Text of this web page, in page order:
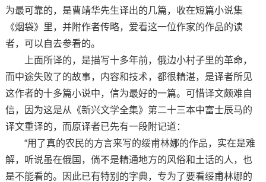
为最可靠的，是曹靖华先生译出的几篇，收在短篇小说集
《烟袋》里，并附作者传略，爱看这一位作家的作品的读
者，可以自去参看的。
上面所译的，是描写十多年前，俄边小村子里的革命，
而中途失败了的故事，内容和技术，都很精湛，是译者所见
这作者的十多篇小说中，信为最好的一篇。可惜译文颇难自
信，因为这是从《新兴文学全集》第二十三本中富士辰马的
译文重译的，而原译者已先有一段附记道：
“用了真的农民的方言来写的绥甫林娜的作品，实在是难
解，听说虽在俄国，倘不是精通地方的风俗和土话的人，也
是不能看的。因此已有特别的字典，专为了要看绥甫林娜的